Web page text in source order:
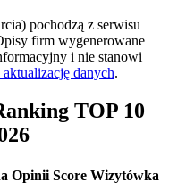
pochodzą z serwisu
firm wygenerowane
i nie stanowi
aktualizację danych.
TOP 10
Opinii Score Wizytówka